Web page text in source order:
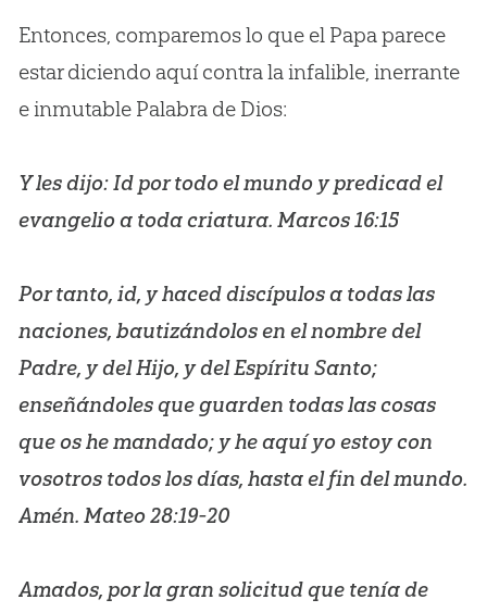
Entonces, comparemos lo que el Papa parece
estar diciendo aquí contra la infalible, inerrante
e inmutable Palabra de Dios:
Y les dijo: Id por todo el mundo y predicad el
evangelio a toda criatura. Marcos 16:15
Por tanto, id, y haced discípulos a todas las
naciones, bautizándolos en el nombre del
Padre, y del Hijo, y del Espíritu Santo;
enseñándoles que guarden todas las cosas
que os he mandado; y he aquí yo estoy con
vosotros todos los días, hasta el fin del mundo.
Amén. Mateo 28:19-20
Amados, por la gran solicitud que tenía de